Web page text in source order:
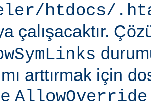
htdocs/
çalışacaktır.
arttırmak için
AllowOverride